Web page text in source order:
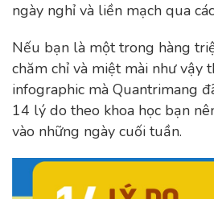
ngày nghỉ và liền mạch qua
Nếu bạn là một trong hàng
chăm chỉ và miệt mài như vậy
infographic mà Quantrimang
14 lý do theo khoa học bạn
vào những ngày cuối tuần.